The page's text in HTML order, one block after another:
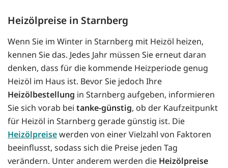
Heizölpreise in Starnberg
Wenn Sie im Winter in Starnberg mit Heizöl heizen,
kennen Sie das. Jedes Jahr müssen Sie erneut daran
denken, dass für die kommende Heizperiode genug
Heizöl im Haus ist. Bevor Sie jedoch Ihre
Heizölbestellung in Starnberg aufgeben, informieren
Sie sich vorab bei tanke-günstig, ob der Kaufzeitpunkt
für Heizöl in Starnberg gerade günstig ist. Die
Heizölpreisewerden von einer Vielzahl von Faktoren
beeinflusst, sodass sich die Preise jeden Tag
verändern. Unter anderem werden die Heizölpreise